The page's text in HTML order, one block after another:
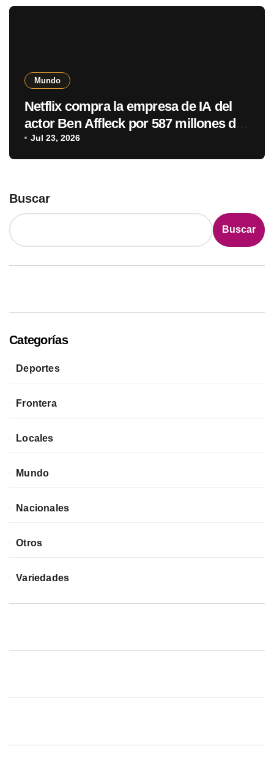
Mundo
Netflix compra la empresa de IA del
actor Ben Affleck por 587 millones de
dólares
Jul 23, 2026
Buscar
Buscar
Categorías
Deportes
Frontera
Locales
Mundo
Nacionales
Otros
Variedades